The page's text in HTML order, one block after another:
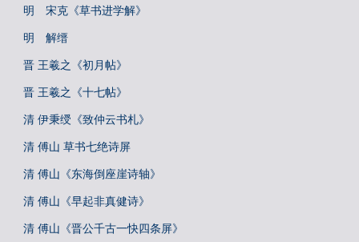
明 宋克《草书进学解》
明 解缙
晋 王羲之《初月帖》
晋 王羲之《十七帖》
清 伊秉绶《致仲云书札》
清 傅山 草书七绝诗屏
清 傅山《东海倒座崖诗轴》
清 傅山《早起非真健诗》
清 傅山《晋公千古一快四条屏》